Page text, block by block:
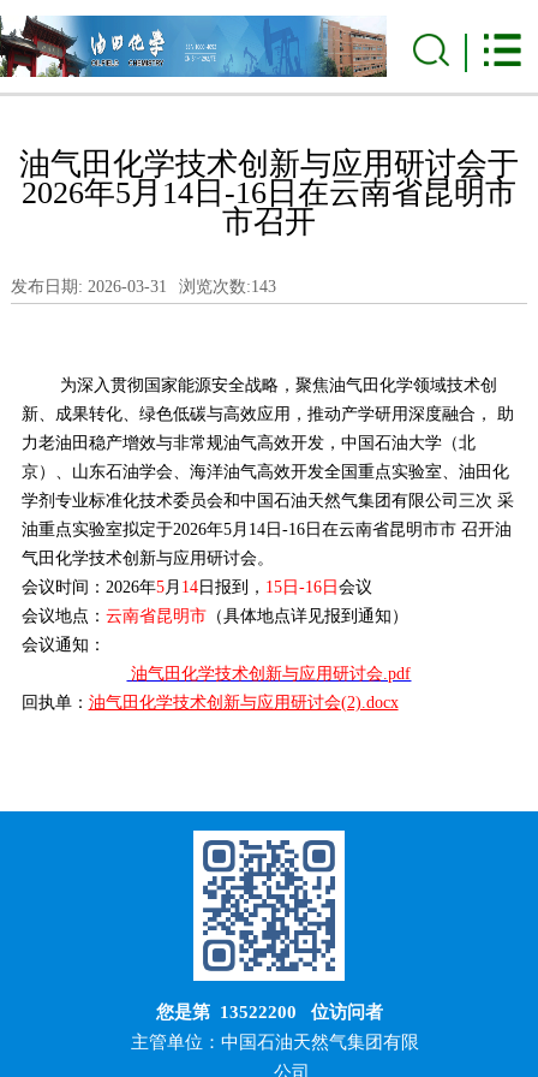
油气田化学技术创新与应用研讨会于
2026年5月14日-16日在云南省昆明市
市召开
发布日期: 2026-03-31 浏览次数:143
为深入贯彻国家能源安全战略，聚焦油气田化学领域技术创
新、成果转化、绿色低碳与高效应用，推动产学研用深度融合， 助
力老油田稳产增效与非常规油气高效开发，中国石油大学（北
京）、山东石油学会、海洋油气高效开发全国重点实验室、油田化
学剂专业标准化技术委员会和中国石油天然气集团有限公司三次 采
油重点实验室拟定于2026年5月14日-16日在云南省昆明市市 召开油
气田化学技术创新与应用研讨会。
会议时间 ：2026年5月 14日报到， 15日-16日 会议
会议地点 ： 云南省昆明市（具体地点详见报到通知）
会议通知 ：
油气田化学技术创新与应用研讨会.pdf
回执单： 油气田化学技术创新与应用研讨会(2).docx
您是第 13522200 位访问者
主管单位：中国石油天然气集团有限
公司